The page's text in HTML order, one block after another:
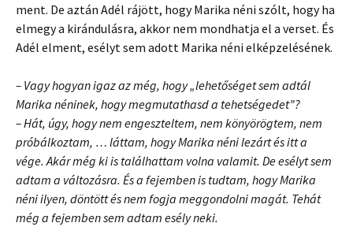
ment. De aztán Adél rájött, hogy Marika néni szólt, hogy ha
elmegy a kirándulásra, akkor nem mondhatja el a verset. És
Adél elment, esélyt sem adott Marika néni elképzelésének.
– Vagy hogyan igaz az még, hogy „lehetőséget sem adtál
Marika néninek, hogy megmutathasd a tehetségedet”?
– Hát, úgy, hogy nem engeszteltem, nem könyörögtem, nem
próbálkoztam, … láttam, hogy Marika néni lezárt és itt a
vége. Akár még ki is találhattam volna valamit. De esélyt sem
adtam a változásra. És a fejemben is tudtam, hogy Marika
néni ilyen, döntött és nem fogja meggondolni magát. Tehát
még a fejemben sem adtam esély neki.